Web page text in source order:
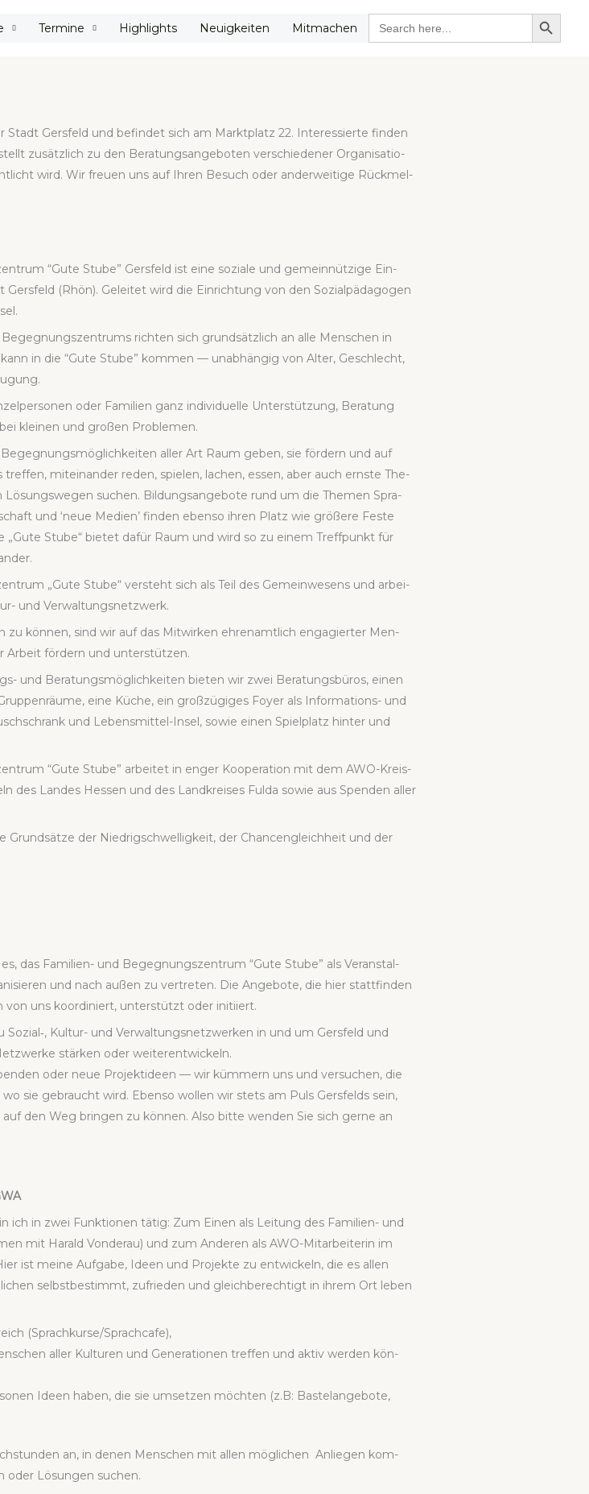
Ter­mi­ne High­lights Neu­ig­kei­ten Mit­ma­chen
Search
for:
SEARCH BUTTON
Stadt Gers­feld und befin­det sich am Markt­platz 22. Inter­es­sier­te fin­den
zusätz­lich zu den Bera­tungs­an­ge­bo­ten ver­schie­de­ner Orga­ni­sa­tio­
wird. Wir freu­en uns auf Ihren Besuch oder ander­wei­ti­ge Rück­mel­
“Gute Stu­be” Gers­feld ist eine sozia­le und gemein­nüt­zi­ge Ein­
Gers­feld (Rhön). Gelei­tet wird die Ein­rich­tung von den Sozi­al­päd­ago­gen
rich­ten sich grund­sätz­lich an alle Men­schen in
in die “Gute Stu­be” kom­men — unab­hän­gig von Alter, Geschlecht,
oder Fami­li­en ganz indi­vi­du­el­le Unter­stüt­zung, Bera­tung
klei­nen und gro­ßen Pro­ble­men.
aller Art Raum geben, sie för­dern und auf
mit­ein­an­der reden, spie­len, lachen, essen, aber auch erns­te The­
suchen. Bil­dungs­an­ge­bo­te rund um die The­men Spra­
und ‘neue Medi­en’ fin­den eben­so ihren Platz wie grö­ße­re Fes­te
„Gute Stu­be“ bie­tet dafür Raum und wird so zu einem Treff­punkt für
„Gute Stu­be“ ver­steht sich als Teil des Gemein­we­sens und arbei­
und Ver­wal­tungs­netz­werk.
zu kön­nen, sind wir auf das Mit­wir­ken ehren­amt­lich enga­gier­ter Men­
Arbeit för­dern und unter­stüt­zen.
und Bera­tungs­mög­lich­kei­ten bie­ten wir zwei Bera­tungs­bü­ros, einen
eine Küche, ein groß­zü­gi­ges Foy­er als Infor­ma­ti­ons- und
und Lebens­mit­tel-Insel, sowie einen Spiel­platz hin­ter und
“Gute Stu­be” arbei­tet in enger Koope­ra­ti­on mit dem AWO-Kreis­
des Lan­des Hes­sen und des Land­krei­ses Ful­da sowie aus Spen­den aller
Grund­sät­ze der Nied­rig­schwel­lig­keit, der Chan­cen­gleich­heit und der
das Fami­li­en- und Begeg­nungs­zen­trum “Gute Stu­be” als Ver­an­stal­
und nach außen zu ver­tre­ten. Die Ange­bo­te, die hier statt­fin­den
von uns koor­di­niert, unter­stützt oder initi­iert.
Kul­tur- und Ver­wal­tungs­netz­wer­ken in und um Gers­feld und
stär­ken oder wei­ter­ent­wi­ckeln.
oder neue Pro­jekt­ideen — wir küm­mern uns und ver­su­chen, die
sie gebraucht wird. Eben­so wol­len wir stets am Puls Gers­felds sein,
den Weg brin­gen zu kön­nen. Also bit­te wen­den Sie sich ger­ne an
ich in zwei Funk­tio­nen tätig: Zum Einen als Lei­tung des Fami­li­en- und
mit Harald Von­der­au) und zum Ande­ren als AWO-Mit­ar­bei­te­rin im
ist mei­ne Auf­ga­be, Ideen und Pro­jek­te zu ent­wi­ckeln, die es allen
selbst­be­stimmt, zufrie­den und gleich­be­rech­tigt in ihrem Ort leben
(Sprachkurse/Sprachcafe),
aller Kul­tu­ren und Gene­ra­tio­nen tref­fen und aktiv wer­den kön­
Ideen haben, die sie umset­zen möch­ten (z.B: Bas­te­l­an­ge­bo­te,
an, in denen Men­schen mit allen mög­li­chen Anlie­gen kom­
oder Lösun­gen suchen.